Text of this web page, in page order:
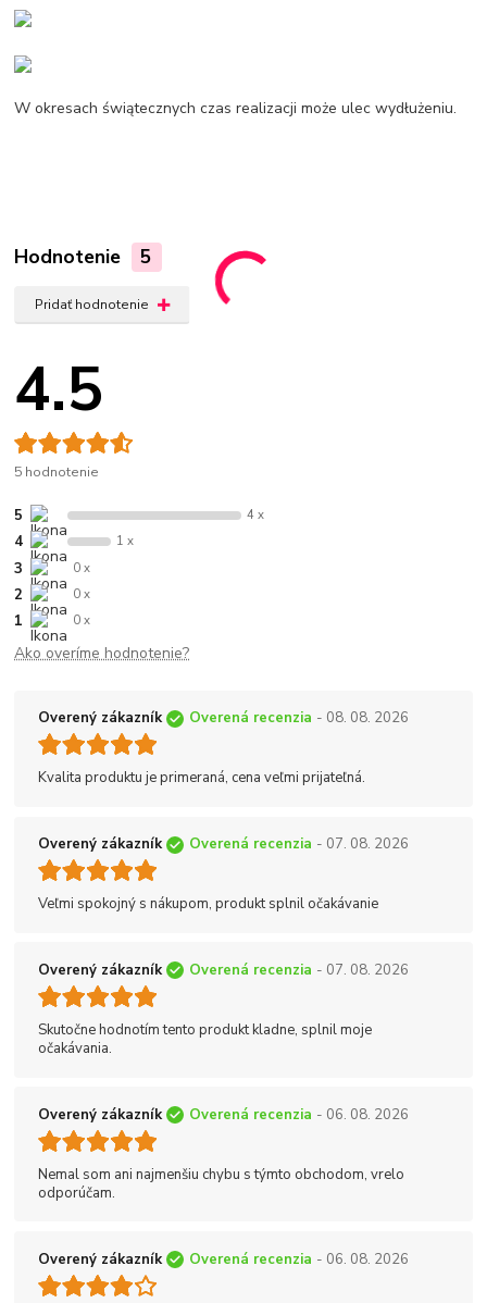
W okresach świątecznych czas realizacji może ulec wydłużeniu.
Hodnotenie 5
Pridať hodnotenie
4.5
5 hodnotenie
5 4 x
4 1 x
3 0 x
2 0 x
1 0 x
Ako overíme hodnotenie?
Overený zákazník Overená recenzia - 08. 08. 2026
Kvalita produktu je primeraná, cena veľmi prijateľná.
Overený zákazník Overená recenzia - 07. 08. 2026
Veľmi spokojný s nákupom, produkt splnil očakávanie
Overený zákazník Overená recenzia - 07. 08. 2026
Skutočne hodnotím tento produkt kladne, splnil moje
očakávania.
Overený zákazník Overená recenzia - 06. 08. 2026
Nemal som ani najmenšiu chybu s týmto obchodom, vrelo
odporúčam.
Overený zákazník Overená recenzia - 06. 08. 2026